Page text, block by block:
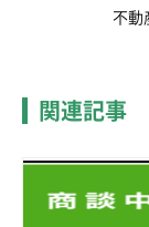
不動
関連記事